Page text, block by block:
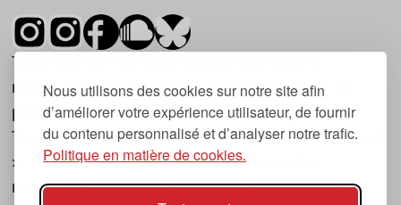
Nous utilisons des cookies sur notre site afin
d’améliorer votre expérience utilisateur, de fournir
du contenu personnalisé et d’analyser notre trafic.
Politique en matière de cookies.
Tsugi est un mensuel indépendant sur la
musique et les nouvelles tendances, dont la
première parution date de 2007.
Tsugi en japonais signifie « prochain », « suivant
», ce qui correspond à la thématique du
magazine, à l’affût des nouvelles tendances